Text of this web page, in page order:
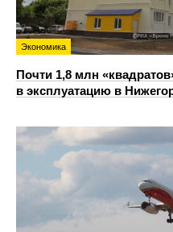
Экономика
Почти 1,8 млн
в эксплуатацию в